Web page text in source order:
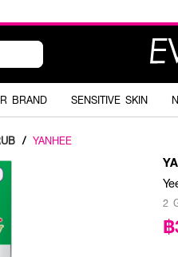
BRAND SENSITIVE SKIN
/ YANHEE
2